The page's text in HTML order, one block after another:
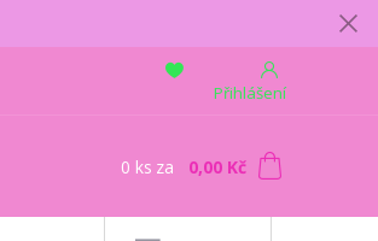
Přihlášení
0 ks za 0,00 Kč